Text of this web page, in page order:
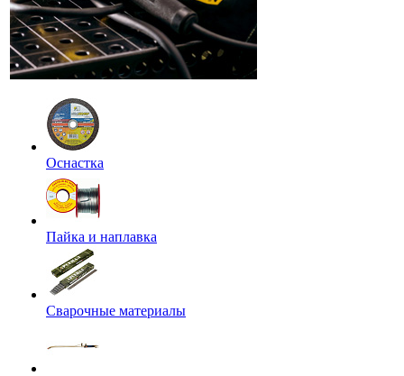
Оснастка
Пайка и наплавка
Сварочные материалы